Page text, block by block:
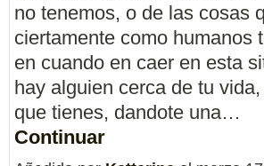
no tenemos, o de las cosas
ciertamente como humanos
en cuando en caer en esta
hay alguien cerca de tu
que tienes, dandote una…
Continuar